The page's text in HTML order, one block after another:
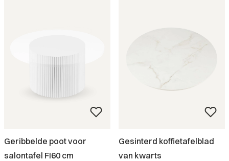
Geribbelde poot voor
salontafel FI60 cm
Gesinterd koffietafelblad
van kwarts